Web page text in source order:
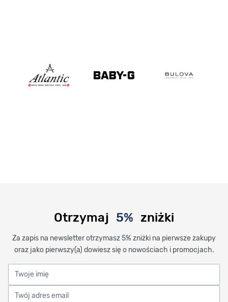
Otrzymaj 5% zniżki
Za zapis na newsletter otrzymasz 5% zniżki na pierwsze zakupy
oraz jako pierwszy(a) dowiesz się o nowościach i promocjach.
Twoje imię
Twój adres email